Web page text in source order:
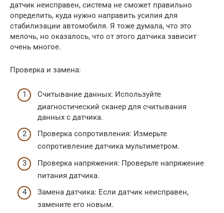
датчик неисправен, система не сможет правильно
определить, куда нужно направить усилия для
стабилизации автомобиля. Я тоже думала, что это
мелочь, но оказалось, что от этого датчика зависит
очень многое.
Проверка и замена:
Считывание данных: Используйте
диагностический сканер для считывания
данных с датчика.
Проверка сопротивления: Измерьте
сопротивление датчика мультиметром.
Проверка напряжения: Проверьте напряжение
питания датчика.
Замена датчика: Если датчик неисправен,
замените его новым.